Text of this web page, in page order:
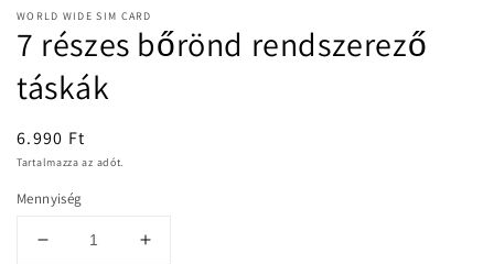
modális
WORLD WIDE SIM CARD
7 részes bőrönd rendszerező
táskák
Normál
ár
6.990 Ft
Tartalmazza az adót.
Mennyiség
7